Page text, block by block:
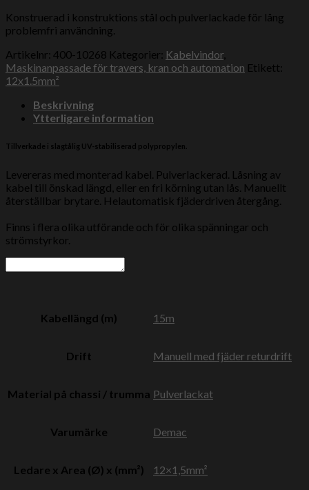
Konstruerad i konstruktions stål och pulverlackade för lång
problemfri användning.
Artikelnr: 400-10268 Kategorier: Kabelvindor,
Maskinanpassade för travers, kran och automation Etikett:
12x1.5mm²
Beskrivning
Ytterligare information
Tillverkade i slagtålig UV-stabiliserad polypropylen.
Levereras med monterad kabel. Pulverlackerad. Låsning av
kabel till önskad längd, eller en fri körning utan lås. Manuellt
återställbar brytare. Helautomatisk fjäderdriven återgång.
Finns i flera olika utförande och för olika spänningar och
strömstyrkor.
Kabellängd (m) 15m
Drift Manuell med fjäder returdrift
Material på chassi / trumma Pulverlackat
Varumärke Demac
Ledare x Area (Ø) x (mm²) 12×1,5mm²